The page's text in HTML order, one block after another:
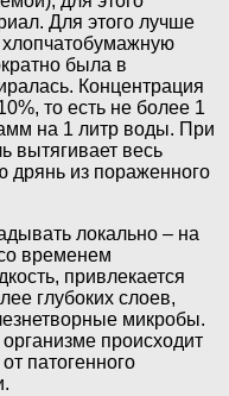
Для этого лучше
хлопчатобумажную
была в
Концентрация
то есть не более 1
на 1 литр воды. При
вытягивает весь
дрянь из пораженного
локально – на
временем
привлекается
глубоких слоев,
микробы.
происходит
патогенного